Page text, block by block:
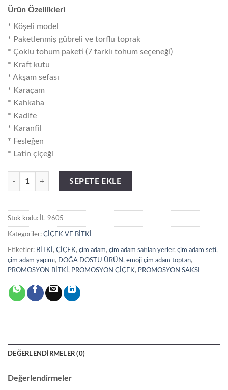
Ürün Özellikleri
* Köşeli model
* Paketlenmiş gübreli ve torflu toprak
* Çoklu tohum paketi (7 farklı tohum seçeneği)
* Kraft kutu
* Akşam sefası
* Karaçam
* Kahkaha
* Kadife
* Karanfil
* Fesleğen
* Latin çiçeği
İL-9605 Köşeli Model Çiçek Seti adet
SEPETE EKLE
Stok kodu: İL-9605
Kategoriler: ÇİÇEK VE BİTKİ
Etiketler: BİTKİ , ÇİÇEK, çim adam, çim adam satılan yerler, çim adam seti,
çim adam yapımı, DOĞA DOSTU ÜRÜN , emoji çim adam toptan,
PROMOSYON BİTKİ , PROMOSYON ÇİÇEK, PROMOSYON SAKSI
DEĞERLENDIRMELER (0)
Değerlendirmeler